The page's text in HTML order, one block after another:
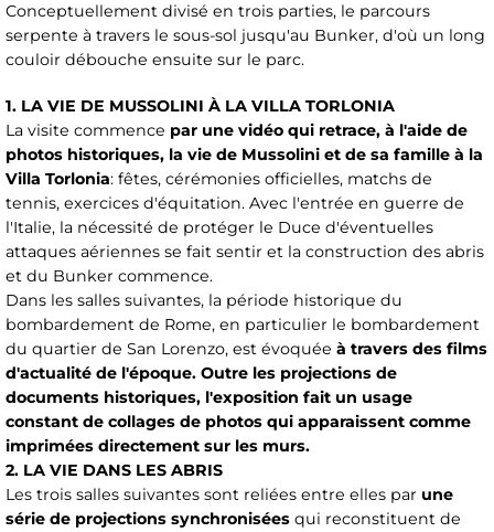
Conceptuellement divisé en trois parties, le parcours
serpente à travers le sous-sol jusqu'au Bunker, d'où un long
couloir débouche ensuite sur le parc.
1. LA VIE DE MUSSOLINI À LA VILLA TORLONIA
La visite commence par une vidéo qui retrace, à l'aide de
photos historiques, la vie de Mussolini et de sa famille à la
Villa Torlonia: fêtes, cérémonies officielles, matchs de
tennis, exercices d'équitation. Avec l'entrée en guerre de
l'Italie, la nécessité de protéger le Duce d'éventuelles
attaques aériennes se fait sentir et la construction des abris
et du Bunker commence.
Dans les salles suivantes, la période historique du
bombardement de Rome, en particulier le bombardement
du quartier de San Lorenzo, est évoquée à travers des films
d'actualité de l'époque. Outre les projections de
documents historiques, l'exposition fait un usage
constant de collages de photos qui apparaissent comme
imprimées directement sur les murs.
2. LA VIE DANS LES ABRIS
Les trois salles suivantes sont reliées entre elles par une
série de projections synchronisées qui reconstituent de